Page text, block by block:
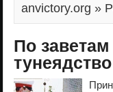
anvictory.org »
По
тунеядство